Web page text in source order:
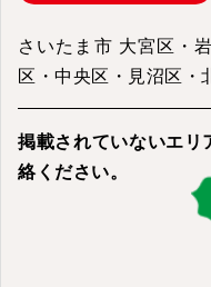
さいたま市 大宮区・
区・中央区・見沼区・
掲載されていないエリ
絡ください。